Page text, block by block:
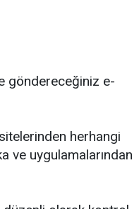
göndereceğiniz e-
herhangi
ve uygulamalarından